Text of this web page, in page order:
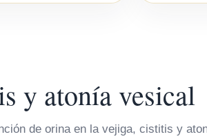
y atonía vesical
de orina en la vejiga, cistitis y